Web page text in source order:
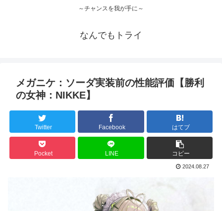
～チャンスを我が手に～
なんでもトライ
メガニケ：ソーダ実装前の性能評価【勝利
の女神：NIKKE】
Twitter Facebook はてブ
Pocket LINE コピー
2024.08.27